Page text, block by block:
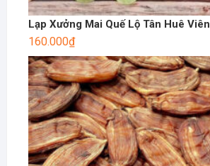
Lạp Xưởng Mai Quế Lộ Tân Huê Viên
160.000₫